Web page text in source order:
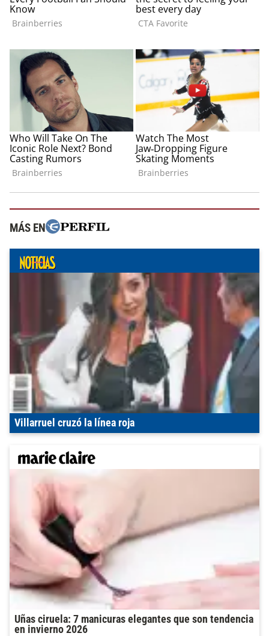
MÁS EN
Villarruel cruzó la línea roja
Uñas ciruela: 7 manicuras elegantes que son tendencia
en invierno 2026